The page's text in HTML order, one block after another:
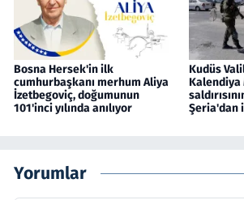
Bosna Hersek'in ilk
cumhurbaşkanı merhum Aliya
İzetbegoviç, doğumunun
101'inci yılında anılıyor
Kudüs
Kalendiya
Şeria'dan
Yorumlar